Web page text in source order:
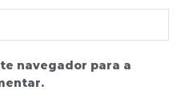
navegador para a